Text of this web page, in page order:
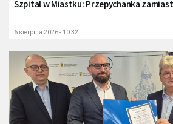
Szpital w Miastku: Przepychanka
6 sierpnia 2026 - 10:32